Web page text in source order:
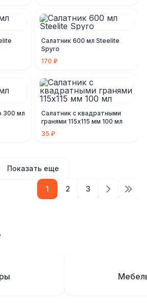
Салатник 600 мл Steelite
Spyro
170 ₽
300 мл
Салатник с квадратными
гранями 115х115 мм 100 мл
35 ₽
Показать еще
1 2 3